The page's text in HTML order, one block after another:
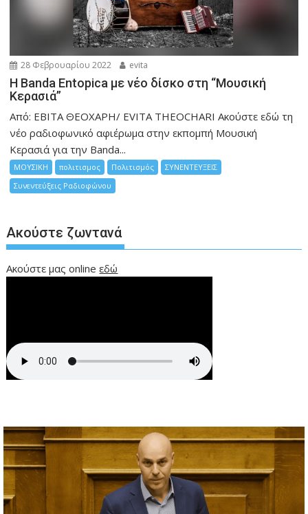
28 Φεβρουαρίου 2022 evita
Η Banda Entopica με νέο δίσκο στη “Μουσική
Κερασιά”
Από: ΕΒΙΤΑ ΘΕΟΧΑΡΗ/ EVITA THEOCHARI Ακούστε εδώ τη
νέο ραδιοφωνικό αφιέρωμα στην εκπομπή Μουσική
Κερασιά για την Banda...
ΜΟΥΣΙΚΗ πολιτισμος Πολιτισμός
ΣΥΝΕΝΤΕΥΞΕΙΣ
Συνεντεύξεις Ραδιοφώνου
Ακούστε ζωντανά
Ακούστε μας onlineεδώ